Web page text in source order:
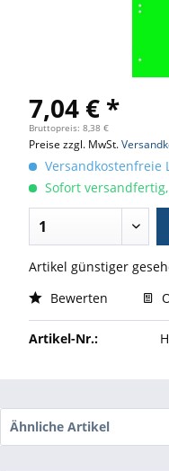
7,04 € *
Bruttopreis: 8,38 €
Preise zzgl. MwSt.
Versandkostenfreie
Sofort
Artikel günstiger
Bewerten
Artikel-Nr.:
Ähnliche Artikel